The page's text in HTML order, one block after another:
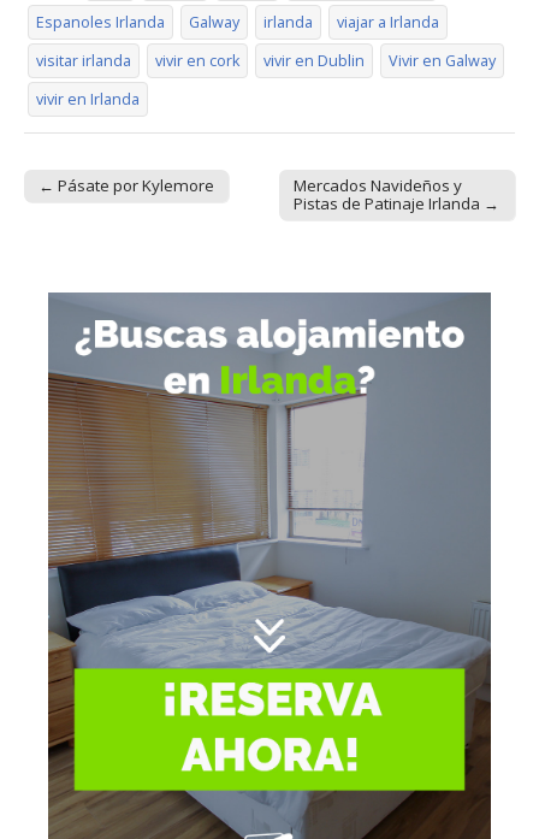
Espanoles Irlanda Galway irlanda
viajar a Irlanda
visitar irlanda
vivir en cork vivir en Dublin
Vivir en Galway
vivir en Irlanda
← Pásate por Kylemore
Mercados Navideños y
Pistas de Patinaje Irlanda →